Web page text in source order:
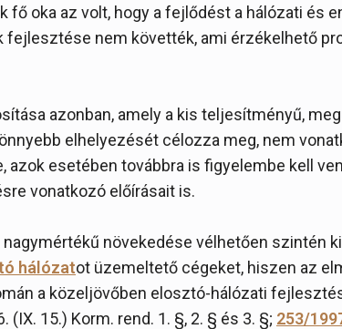
fő oka az volt, hogy a fejlődést a hálózati és
fejlesztése nem követték, ami érzékelhető
azonban, amely a kis teljesítményű,
elhelyezését célozza meg, nem
azok esetében továbbra is figyelembe kell
vonatkozó előírásait is.
növekedése vélhetően szintén
hálózatot üzemeltető cégeket, hiszen az
a közeljövőben elosztó-hálózati
15.) Korm. rend. 1. §, 2. § és 3. §; 253/